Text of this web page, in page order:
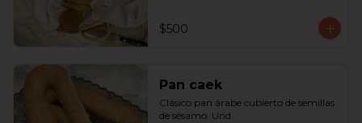
$500
Pan caek
Clásico pan árabe cubierto de semillas
de sésamo. Und.